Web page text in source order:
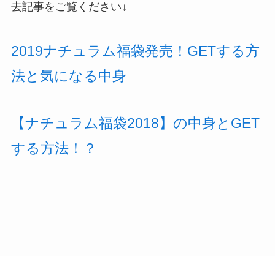
去記事をご覧ください↓
2019ナチュラム福袋発売！GETする方
法と気になる中身
【ナチュラム福袋2018】の中身とGET
する方法！？